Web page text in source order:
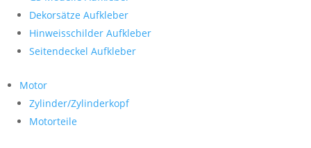
Dekorsätze Aufkleber
Hinweisschilder Aufkleber
Seitendeckel Aufkleber
Motor
Zylinder/Zylinderkopf
Motorteile